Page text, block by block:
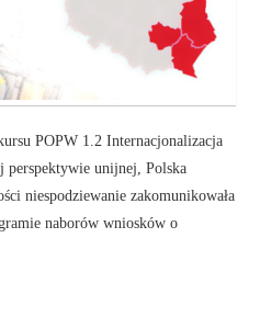
POPW 1.2 Internacjonalizacja
perspektywie unijnej, Polska
niespodziewanie zakomunikowała
naborów wniosków o